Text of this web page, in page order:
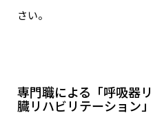
さい。
専⾨職による「呼吸器
臓リハビリテーション」